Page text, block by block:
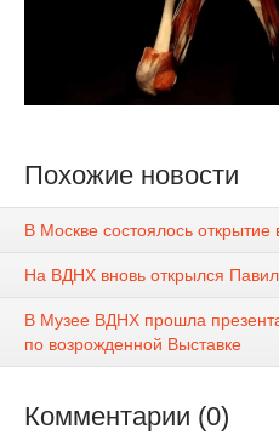
Похожие новости
В Москве состоялось
На ВДНХ вновь открылся
В Музее ВДНХ прошла
по возрожденной Выставке
Комментарии (0)